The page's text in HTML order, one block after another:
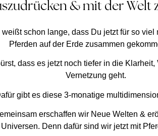
& mit der Welt
weißt schon lange, dass Du jetzt für so viel
Pferden auf der Erde zusammen
dass es jetzt noch tiefer in die Klarheit,
Vernetzung geht.
gibt es diese 3-monatige
erschaffen wir Neue Welten &
Universen. Denn dafür sind wir jetzt mit